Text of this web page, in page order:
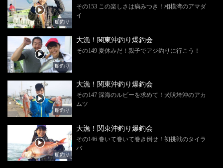
船釣り
その153 この楽しさは病みつき！相模湾のアマダ
イ
船釣り
大漁！関東沖釣り爆釣会
その149 夏休みだ！親子でアジ釣りに行こう！
船釣り
大漁！関東沖釣り爆釣会
その147 深海のルビーを求めて！犬吠埼沖のアカ
ムツ
船釣り
大漁！関東沖釣り爆釣会
その146 巻いて巻いて巻き倒せ！初挑戦のタイラ
バ